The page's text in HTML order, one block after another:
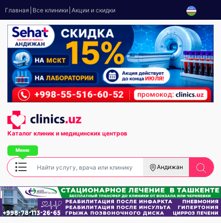
Главная Все клиники Акции и скидки
Каталог клиник и медицинских центров
Андижан